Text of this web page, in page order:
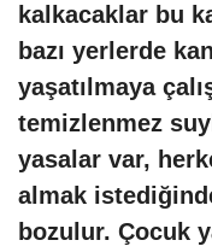
kalkacaklar bu
bazı yerlerde
yaşatılmaya
temizlenmez
yasalar var,
almak
bozulur. Çocuk